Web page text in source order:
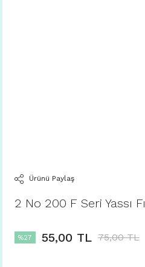
Ürünü Paylaş
2 No 200 F Seri Yassı
%27 55,00 TL 75,00 TL